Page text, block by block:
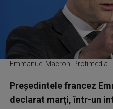
Emmanuel Macron. Profimedia
Preşedintele francez
declarat marţi, într-un